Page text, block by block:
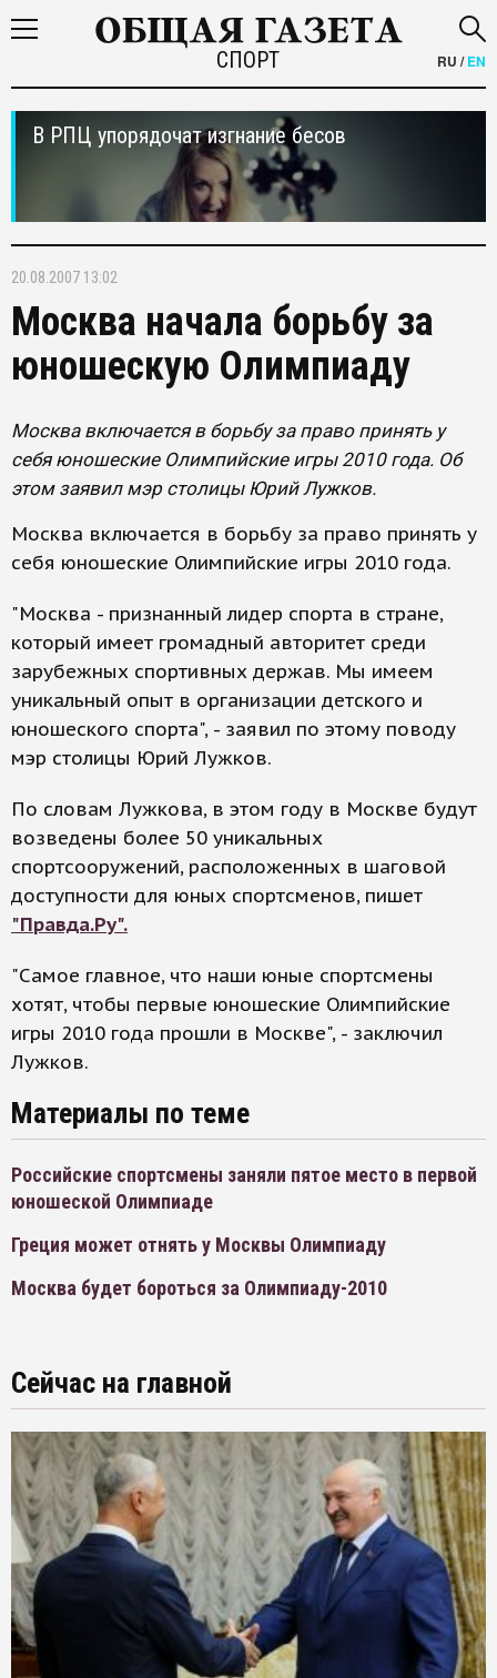
СПОРТ RU /EN
В РПЦ упорядочат изгнание бесов
20.08.2007 13:02
Москва начала борьбу за
юношескую Олимпиаду
Москва включается в борьбу за право принять у
себя юношеские Олимпийские игры 2010 года. Об
этом заявил мэр столицы Юрий Лужков.
Москва включается в борьбу за право принять у
себя юношеские Олимпийские игры 2010 года.
"Москва - признанный лидер спорта в стране,
который имеет громадный авторитет среди
зарубежных спортивных держав. Мы имеем
уникальный опыт в организации детского и
юношеского спорта", - заявил по этому поводу
мэр столицы Юрий Лужков.
По словам Лужкова, в этом году в Москве будут
возведены более 50 уникальных
спортсооружений, расположенных в шаговой
доступности для юных спортсменов, пишет
"Правда.Ру".
"Самое главное, что наши юные спортсмены
хотят, чтобы первые юношеские Олимпийские
игры 2010 года прошли в Москве", - заключил
Лужков.
Материалы по теме
Российские спортсмены заняли пятое место в первой
юношеской Олимпиаде
Греция может отнять у Москвы Олимпиаду
Москва будет бороться за Олимпиаду-2010
Сейчас на главной